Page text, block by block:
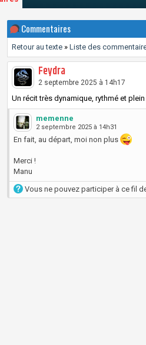
Commentaires
Retour au texte » Liste des
Feydra
2 septembre 2025 à 14h17
Un récit très dynamique, rythmé et
memenne
2 septembre 2025 à 14h31
En fait, au départ, moi non plus
Merci !
Manu
Vous ne pouvez participer à ce fil